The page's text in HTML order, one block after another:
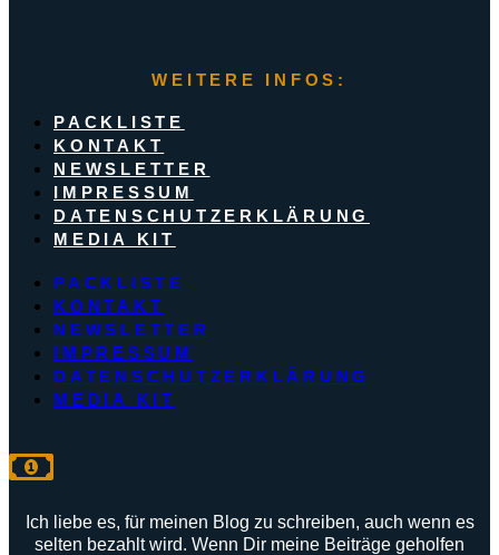
WEITERE INFOS:
PACKLISTE
KONTAKT
NEWSLETTER
IMPRESSUM
DATENSCHUTZERKLÄRUNG
MEDIA KIT
PACKLISTE
KONTAKT
NEWSLETTER
IMPRESSUM
DATENSCHUTZERKLÄRUNG
MEDIA KIT
Ich liebe es, für meinen Blog zu schreiben, auch wenn es
selten bezahlt wird. Wenn Dir meine Beiträge geholfen